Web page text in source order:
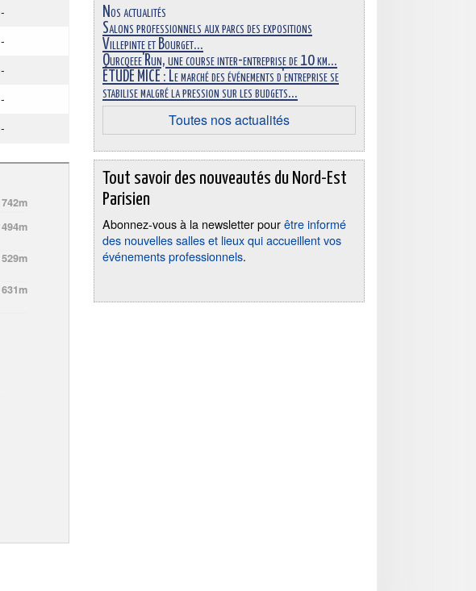
-
-
-
-
-
742m
494m
529m
631m
Nos actualités
Salons professionnels aux parcs des expositions
Villepinte et Bourget...
Ourcqeee'Run, une course inter-entreprise de 10 km...
ÉTUDE MICE : Le marché des événements d'entreprise se
stabilise malgré la pression sur les budgets...
Toutes nos actualités
Tout savoir des nouveautés du Nord-Est
Parisien
Abonnez-vous à la newsletter pourêtre informé
des nouvelles salles et lieux qui accueillent vos
événements professionnels.